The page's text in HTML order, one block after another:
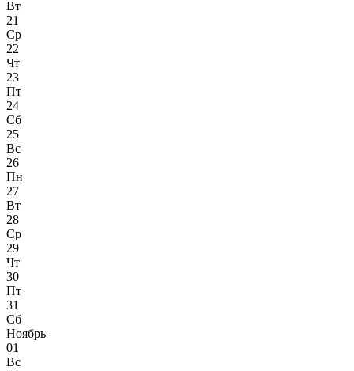
Вт
21
Ср
22
Чт
23
Пт
24
Сб
25
Вс
26
Пн
27
Вт
28
Ср
29
Чт
30
Пт
31
Сб
Ноябрь
01
Вс